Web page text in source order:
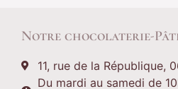
Notre chocolaterie-
11, rue de la République,
Du mardi au samedi de